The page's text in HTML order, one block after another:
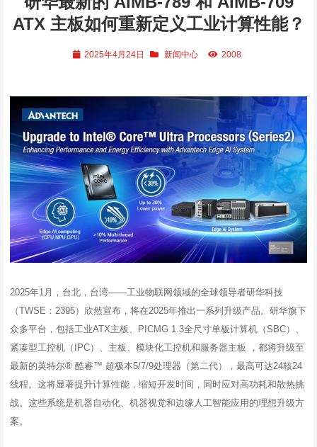
ATX 主板如何重新定义工业计算性能？
2025年4月24日 新闻中心 2008
2025年1月，台北，台湾——工业物联网领域的全球领导者研华科技
（TWSE：2395）欣然宣布，将在2025年推出一系列升级产品。研华旗下
众多平台，包括工业ATX主板、PICMG 1.3全尺寸单板计算机（SBC）、
紧凑型工控机（IPC）、主板、模块化工控机和服务器主板 ，都将升级至
最新的英特尔® 酷睿™ 超极本5/7/9处理器（第二代），最高可达24核24
线程。这将显著提升计算性能，缩短开发时间，同时应对高功耗和散热挑
战。这些系统是机器自动化、机器视觉和边缘人工智能应用的理想升级方
案。